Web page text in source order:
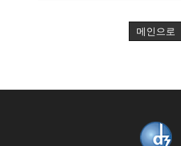
메인으로